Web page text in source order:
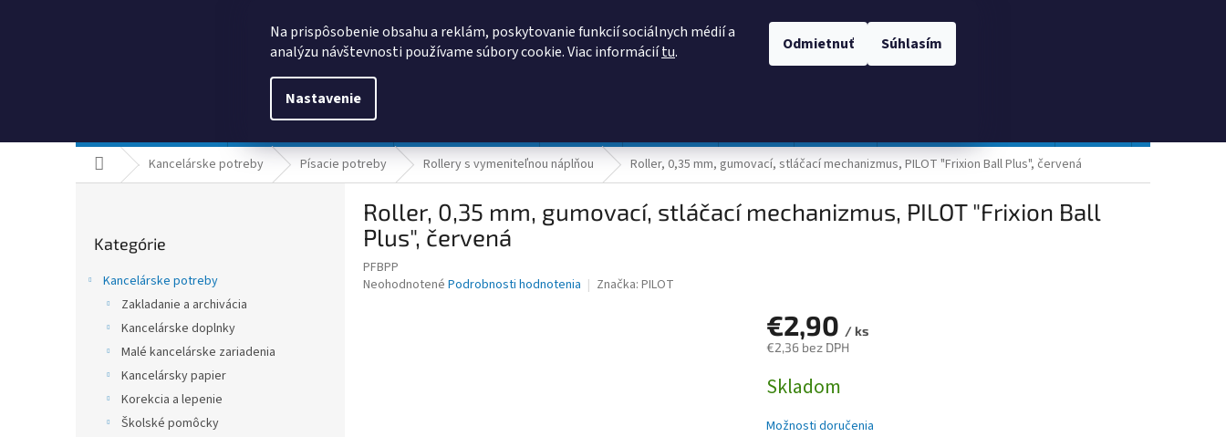
Na prispôsobenie obsahu a reklám, poskytovanie funkcií sociálnych médií a
analýzu návštevnosti používame súbory cookie. Viac informáciítu.
Nastavenie
Odmietnuť Súhlasím
DomovKancelárske potreby Písacie potreby Rollery s vymeniteľnou náplňou Roller, 0,35 mm, gumovací, stláčací mechanizmus, PILOT "Frixion Ball Plus", červená
kategórie
Kategórie
Kancelárske potreby
Zakladanie a archivácia
Kancelárske doplnky
Malé kancelárske zariadenia
Kancelársky papier
Korekcia a lepenie
Školské pomôcky
Roller, 0,35 mm, gumovací, stláčací mechanizmus, PILOT "Frixion Ball
Plus", červená
PFBPP
Priemerné
Neohodnotené Podrobnosti hodnotenia Značka: PILOT
€2,90 / ks
€2,36 bez DPH
cena:
Skladom
Možnosti doručenia